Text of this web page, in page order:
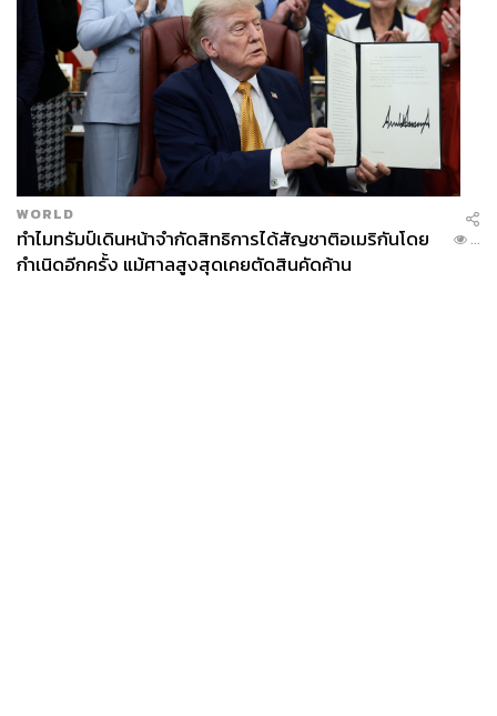
TAGS: BMW ตลาดรถยนต์ รถยนต์ไฟฟ้า - Electric Vehicle
2.8K
WORLD
ทำไมทรัมป์เดินหน้าจำกัดสิทธิการได้สัญชาติอเมริกันโดย
กำเนิดอีกครั้ง แม้ศาลสูงสุดเคยตัดสินคัดค้าน
...